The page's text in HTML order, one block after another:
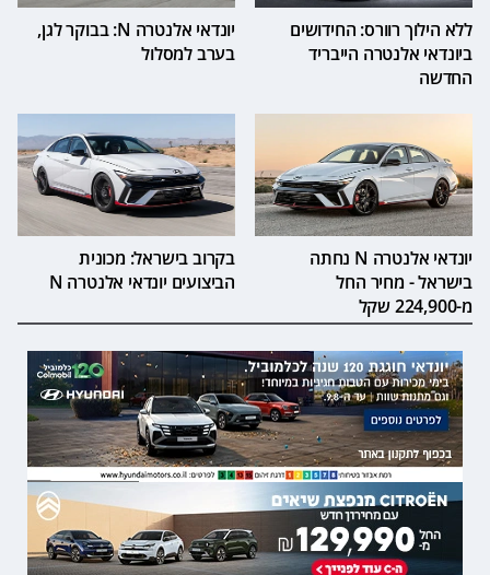
ללא הילוך רוורס: החידושים
ביונדאי אלנטרה הייבריד
החדשה
יונדאי אלנטרה N: בבוקר לגן,
בערב למסלול
יונדאי אלנטרה N נחתה
בישראל - מחיר החל
מ-224,900 שקל
בקרוב בישראל: מכונית
הביצועים יונדאי אלנטרה N